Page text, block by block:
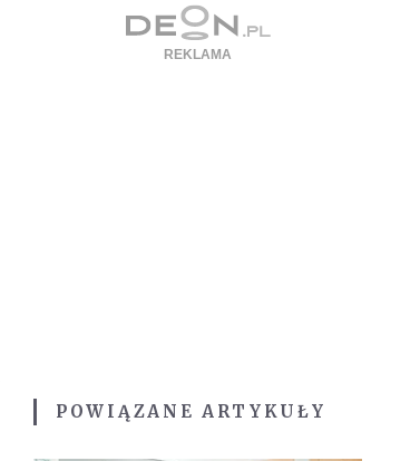
POWIĄZANE ARTYKUŁY